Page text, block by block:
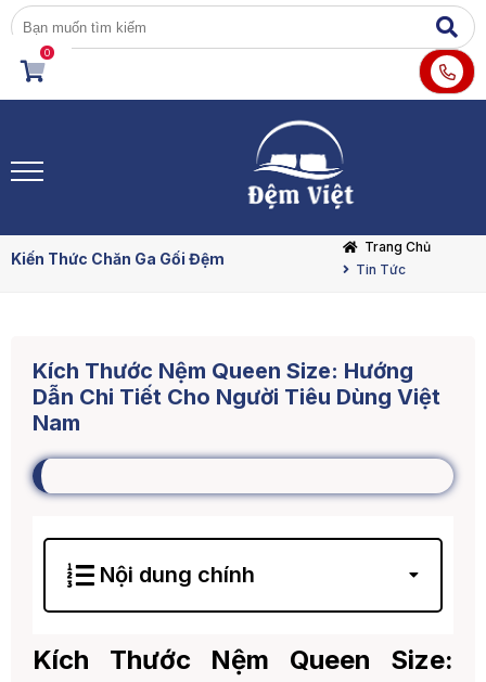
0
Kiến Thức Chăn Ga Gối Đệm
Trang Chủ
Tin Tức
Kích Thước Nệm Queen Size: Hướng
Dẫn Chi Tiết Cho Người Tiêu Dùng Việt
Nam
Nội dung chính
1. Kích Thước Nệm Queen Size: Hướng Dẫn
1. Kích Thước Chuẩn Của Nệm
Kích Thước Nệm Queen Size: